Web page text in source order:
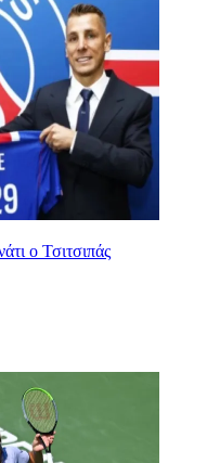
ο Τσιτσιπάς